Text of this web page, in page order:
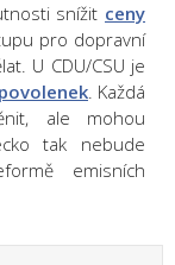
snížit ceny
pro dopravní
U CDU/CSU je
. Každá
ale mohou
tak nebude
emisních